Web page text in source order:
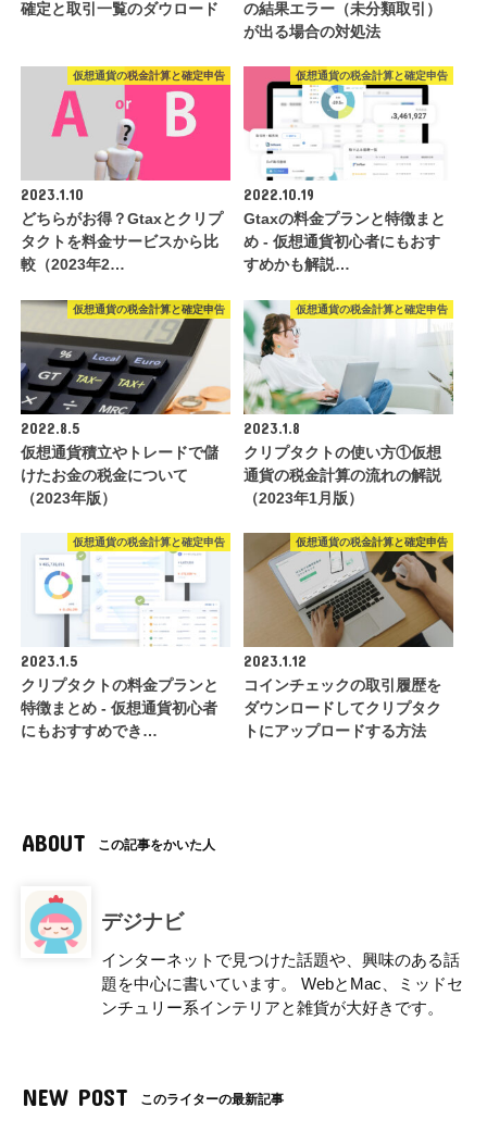
確定と取引一覧のダウロード
の結果エラー（未分類取引）
が出る場合の対処法
仮想通貨の税金計算と確定申告
2023.1.10
どちらがお得？Gtaxとクリプ
タクトを料金サービスから比
較（2023年2…
仮想通貨の税金計算と確定申告
2022.10.19
Gtaxの料金プランと特徴まと
め - 仮想通貨初心者にもおす
すめかも解説…
仮想通貨の税金計算と確定申告
2022.8.5
仮想通貨積立やトレードで儲
けたお金の税金について
（2023年版）
仮想通貨の税金計算と確定申告
2023.1.8
クリプタクトの使い方①仮想
通貨の税金計算の流れの解説
（2023年1月版）
仮想通貨の税金計算と確定申告
2023.1.5
クリプタクトの料金プランと
特徴まとめ - 仮想通貨初心者
にもおすすめでき…
仮想通貨の税金計算と確定申告
2023.1.12
コインチェックの取引履歴を
ダウンロードしてクリプタク
トにアップロードする方法
ABOUT この記事をかいた人
デジナビ
インターネットで見つけた話題や、興味のある話
題を中心に書いています。 WebとMac、ミッドセ
ンチュリー系インテリアと雑貨が大好きです。
NEW POST このライターの最新記事